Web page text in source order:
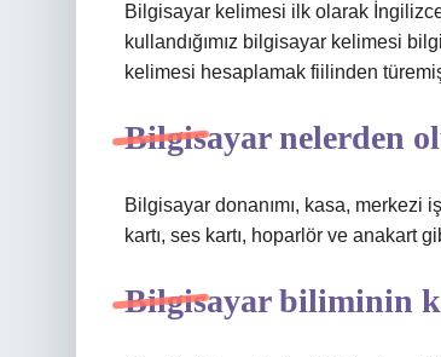
Bilgisayar kelimesi ilk olarak
kullandığımız bilgisayar kelimesi
kelimesi hesaplamak fiilinden
Bilgisayar nelerden
Bilgisayar donanımı, kasa,
kartı, ses kartı, hoparlör ve anakart
Bilgisayar biliminin